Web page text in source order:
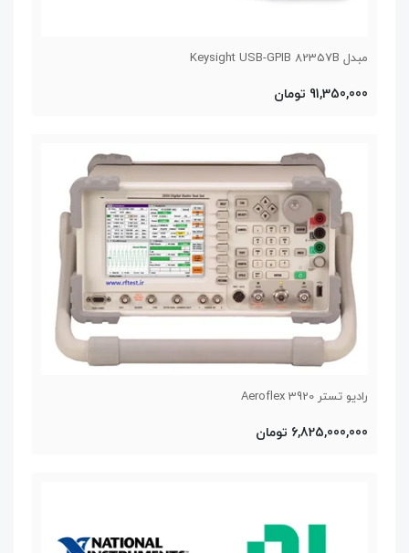
مبدل Keysight USB-GPIB 82357B
91,350,000 تومان
رادیو تستر Aeroflex 3920
6,825,000,000 تومان